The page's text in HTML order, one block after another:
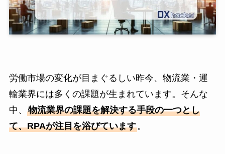
労働市場の変化が目まぐるしい昨今、物流業・運
輸業界には多くの課題が生まれています。そんな
中、 物流業界の課題を解決する手段の一つとし
て、RPAが注目を浴びています。